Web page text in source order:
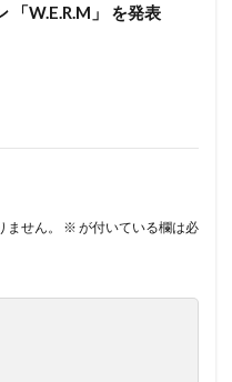
「W.E.R.M」 を発表
せん。 ※ が付いている欄は必